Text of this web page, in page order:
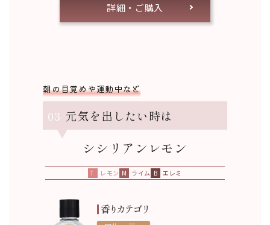
詳細・ご購入
朝の目覚めや運動中など
03 元気を出したい時は
シシリアンレモン
レモン ライム エレミ